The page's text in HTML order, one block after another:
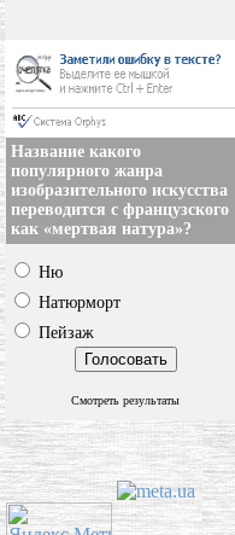
Название какого
популярного жанра
изобразительного искусства
переводится с французского
как «мертвая натура»?
Ню
Натюрморт
Пейзаж
Смотреть результаты